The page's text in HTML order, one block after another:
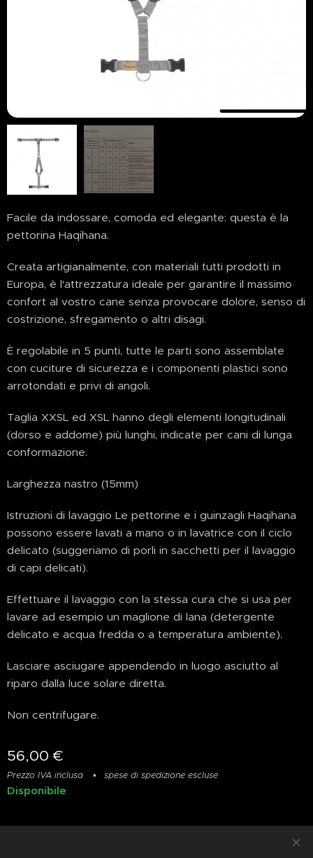
Facile da indossare, comoda ed elegante: questa è la
pettorina Haqihana.
Creata artigianalmente, con materiali tutti prodotti in
Europa, è l'attrezzatura ideale per garantire il massimo
confort al vostro cane senza provocare dolore, senso di
costrizione, sfregamento o altri disagi.
È regolabile in 5 punti, tutte le parti sono assemblate
con cuciture di sicurezza e i componenti plastici sono
arrotondati e privi di angoli.
Taglia XXSL ed XSL hanno degli elementi longitudinali
(dorso e addome) più lunghi, indicate per cani di lunga
conformazione.
Larghezza nastro (15mm)
Istruzioni di lavaggio Le pettorine e i guinzagli Haqihana
possono essere lavati a mano o in lavatrice con il ciclo
delicato (suggeriamo di porli in sacchetti per il lavaggio
di capi delicati).
Effettuare il lavaggio con la stessa cura che si usa per
lavare ad esempio un maglione di lana (detergente
delicato e acqua fredda o a temperatura ambiente).
Lasciare asciugare appendendo in luogo asciutto al
riparo dalla luce solare diretta.
Non centrifugare.
56,00 €
Prezzo IVA inclusa spese di spedizione escluse
Disponibile